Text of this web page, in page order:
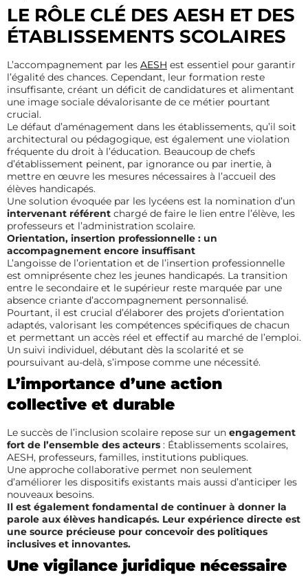
LE RÔLE CLÉ DES AESH ET DES
ÉTABLISSEMENTS SCOLAIRES
L’accompagnement par les AESH est essentiel pour garantir
l’égalité des chances. Cependant, leur formation reste
insuffisante, créant un déficit de candidatures et alimentant
une image sociale dévalorisante de ce métier pourtant
crucial.
Le défaut d’aménagement dans les établissements, qu’il soit
architectural ou pédagogique, est également une violation
fréquente du droit à l’éducation. Beaucoup de chefs
d’établissement peinent, par ignorance ou par inertie, à
mettre en œuvre les mesures nécessaires à l’accueil des
élèves handicapés.
Une solution évoquée par les lycéens est la nomination d’un
intervenant référent chargé de faire le lien entre l’élève, les
professeurs et l’administration scolaire.
Orientation, insertion professionnelle : un
accompagnement encore insuffisant
L’angoisse de l’orientation et de l’insertion professionnelle
est omniprésente chez les jeunes handicapés. La transition
entre le secondaire et le supérieur reste marquée par une
absence criante d’accompagnement personnalisé.
Pourtant, il est crucial d’élaborer des projets d’orientation
adaptés, valorisant les compétences spécifiques de chacun
et permettant un accès réel et effectif au marché de l’emploi.
Un suivi individuel, débutant dès la scolarité et se
poursuivant au-delà, s’impose comme une nécessité.
L’importance d’une action
collective et durable
Le succès de l’inclusion scolaire repose sur un engagement
fort de l’ensemble des acteurs : Établissements scolaires,
AESH, professeurs, familles, institutions publiques.
Une approche collaborative permet non seulement
d’améliorer les dispositifs existants mais aussi d’anticiper les
nouveaux besoins.
Il est également fondamental de continuer à donner la
parole aux élèves handicapés. Leur expérience directe est
une source précieuse pour concevoir des politiques
inclusives et innovantes.
Une vigilance juridique nécessaire